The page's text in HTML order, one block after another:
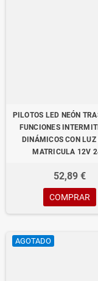
PILOTOS LED NEÓN
FUNCIONES
DINÁMICOS CON LUZ
MATRICULA 12V
52,89 €
COMPRAR
AGOTADO